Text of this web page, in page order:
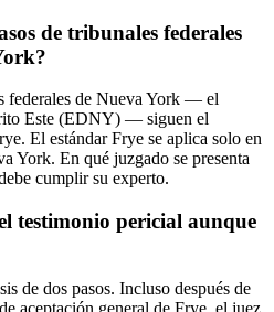
de tribunales federales
federales de Nueva York — el
Este (EDNY) — siguen el
El estándar Frye se aplica solo en
York. En qué juzgado se presenta
cumplir su experto.
testimonio pericial aunque
de dos pasos. Incluso después de
aceptación general de Frye, el juez